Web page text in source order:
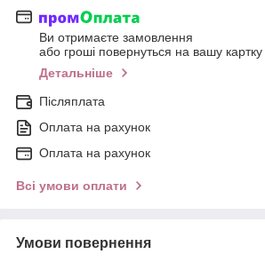
Ви отримаєте замовлення
або гроші повернуться на вашу картку
Детальніше
Післяплата
Оплата на рахунок
Оплата на рахунок
Всі умови оплати
Умови повернення